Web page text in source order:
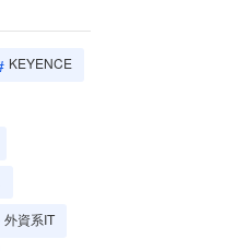
KEYENCE
外資系IT